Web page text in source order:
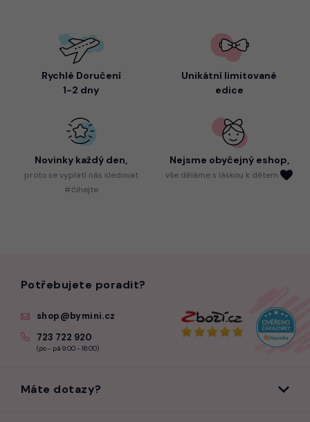
Rychlé Doručení
1-2 dny
Unikátní limitované
edice
Novinky každý den,
protose vyplatí nás sledovat
#číhejte
Nejsme obyčejný eshop,
vše děláme s láskou k dětem
Potřebujete poradit?
shop@bymini.cz
723 722 920
(po - pá 9:00 - 16:00)
Máte dotazy?